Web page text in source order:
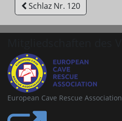
Schlaz Nr. 120
European Cave Rescue Association